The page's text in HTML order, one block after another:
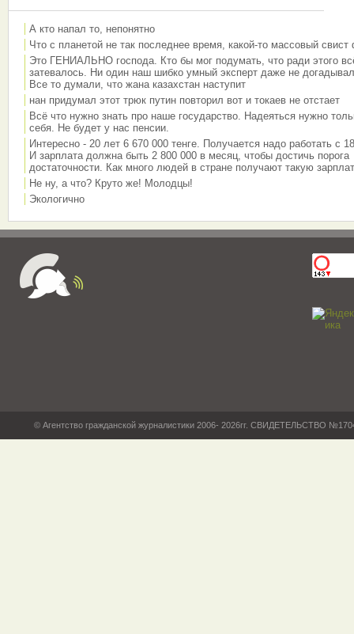
А кто напал то, непонятно
Что с планетой не так последнее время, какой-то массовый свист
Это ГЕНИАЛЬНО господа. Кто бы мог подумать, что ради этого
затевалось. Ни один наш шибко умный эксперт даже не
Все то думали, что жана казахстан наступит
нан придумал этот трюк путин повторил вот и токаев не отстает
Всё что нужно знать про наше государство. Надеяться нужно
себя. Не будет у нас пенсии.
Интересно - 20 лет 6 670 000 тенге. Получается надо работать с
И зарплата должна быть 2 800 000 в месяц, чтобы достичь порога
достаточности. Как много людей в стране получают такую
Не ну, а что? Круто же! Молодцы!
Экологично
© Агентство гражданской журналистики 2006- 2026гг. СВИДЕТЕЛЬСТВО